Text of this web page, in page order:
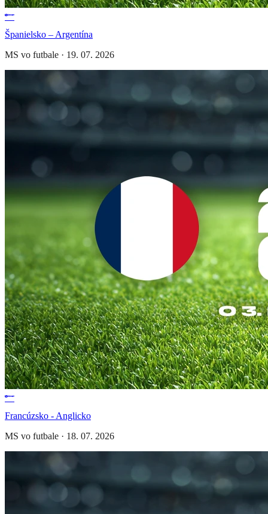
Španielsko – Argentína
MS vo futbale · 19. 07. 2026
Francúzsko - Anglicko
MS vo futbale · 18. 07. 2026